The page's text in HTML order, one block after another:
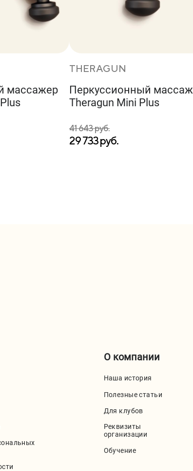
массажер
THERAGUN
Перкуссионный
Theragun Mini Plus
41 643 руб.
29 733 руб.
О компании
Наша история
Полезные статьи
Для клубов
Реквизиты
организации
Обучение